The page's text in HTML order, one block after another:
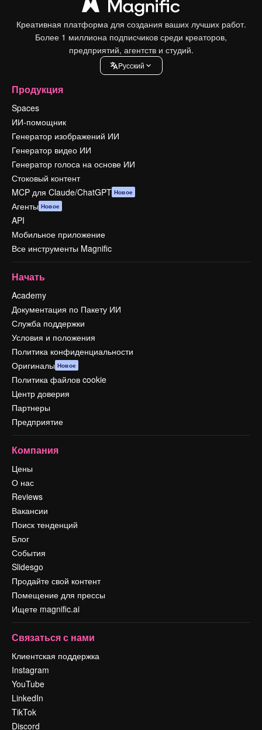
Креативная платформа для создания ваших лучших работ.
Более 1 миллиона подписчиков среди креаторов,
предприятий, агентств и студий.
Pусский
Продукция
Spaces
ИИ-помощник
Генератор изображений ИИ
Генератор видео ИИ
Генератор голоса на основе ИИ
Стоковый контент
MCP для Claude/ChatGPT Новое
Агенты Новое
API
Мобильное приложение
Все инструменты Magnific
Начать
Academy
Документация по Пакету ИИ
Служба поддержки
Условия и положения
Политика конфиденциальности
Оригиналы Новое
Политика файлов cookie
Центр доверия
Партнеры
Предприятие
Компания
Цены
О нас
Reviews
Вакансии
Поиск тенденций
Блог
События
Slidesgo
Продайте свой контент
Помещение для прессы
Ищете magnific.ai
Связаться с нами
Клиентская поддержка
Instagram
YouTube
LinkedIn
TikTok
Discord